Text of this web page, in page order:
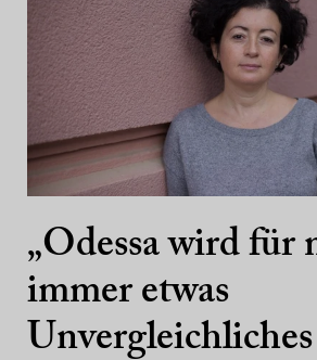
„Odessa wird für
immer etwas
Unvergleichliches